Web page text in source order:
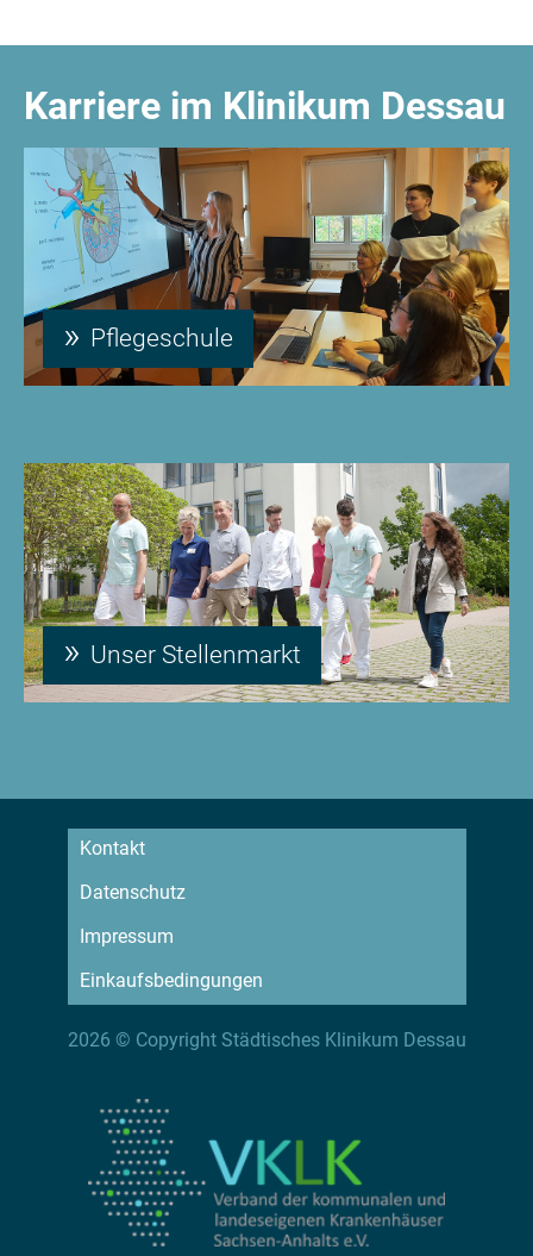
Karriere im Klinikum Dessau
Pflegeschule
Unser Stellenmarkt
Kontakt
Datenschutz
Impressum
Einkaufsbedingungen
2026 © Copyright Städtisches Klinikum Dessau